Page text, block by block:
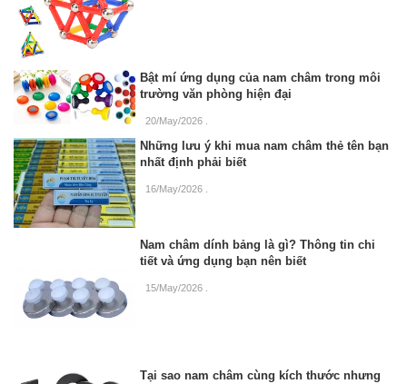
Bật mí ứng dụng của nam châm trong môi
trường văn phòng hiện đại
20/May/2026
Những lưu ý khi mua nam châm thẻ tên bạn
nhất định phải biết
16/May/2026
Nam châm dính bảng là gì? Thông tin chi
tiết và ứng dụng bạn nên biết
15/May/2026
Tại sao nam châm cùng kích thước nhưng